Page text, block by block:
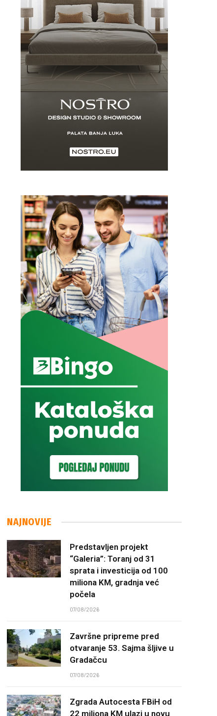
NAJNOVIJE
Predstavljen projekt
“Galeria”: Toranj od 31
sprata i investicija od 100
miliona KM, gradnja već
počela
07/08/2026
Završne pripreme pred
otvaranje 53. Sajma šljive u
Gradačcu
07/08/2026
Zgrada Autocesta FBiH od
22 miliona KM ulazi u novu